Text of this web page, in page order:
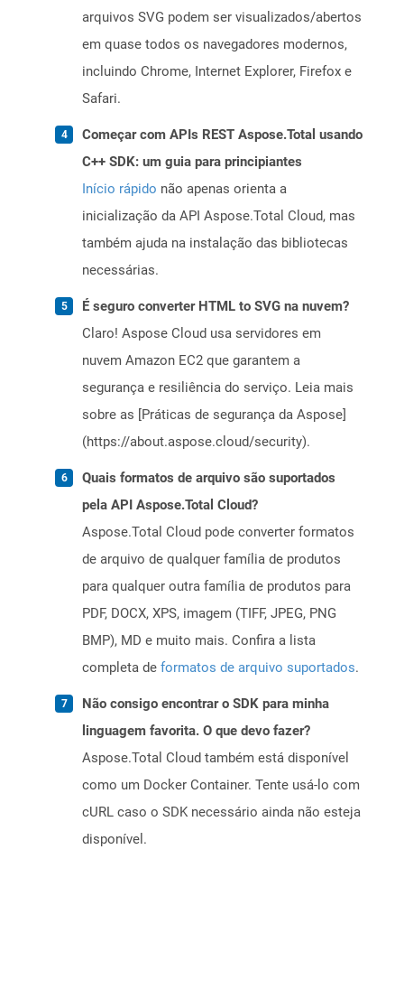
arquivos SVG podem ser visualizados/abertos
em quase todos os navegadores modernos,
incluindo Chrome, Internet Explorer, Firefox e
Safari.
Começar com APIs REST Aspose.Total usando
C++ SDK: um guia para principiantes
Início rápido não apenas orienta a
inicialização da API Aspose.Total Cloud, mas
também ajuda na instalação das bibliotecas
necessárias.
É seguro converter HTML to SVG na nuvem?
Claro! Aspose Cloud usa servidores em
nuvem Amazon EC2 que garantem a
segurança e resiliência do serviço. Leia mais
sobre as [Práticas de segurança da Aspose]
(https://about.aspose.cloud/security).
Quais formatos de arquivo são suportados
pela API Aspose.Total Cloud?
Aspose.Total Cloud pode converter formatos
de arquivo de qualquer família de produtos
para qualquer outra família de produtos para
PDF, DOCX, XPS, imagem (TIFF, JPEG, PNG
BMP), MD e muito mais. Confira a lista
completa de formatos de arquivo suportados.
Não consigo encontrar o SDK para minha
linguagem favorita. O que devo fazer?
Aspose.Total Cloud também está disponível
como um Docker Container. Tente usá-lo com
cURL caso o SDK necessário ainda não esteja
disponível.